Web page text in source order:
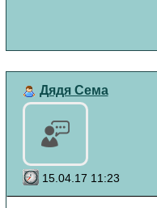
Дядя Сема
15.04.17 11:23